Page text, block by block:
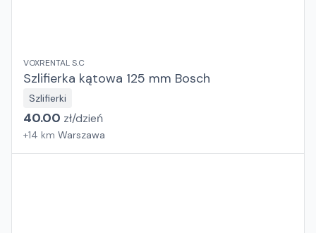
VOXRENTAL S.C
Szlifierka kątowa 125 mm Bosch
Szlifierki
40.00 zł/dzień
+14 km Warszawa